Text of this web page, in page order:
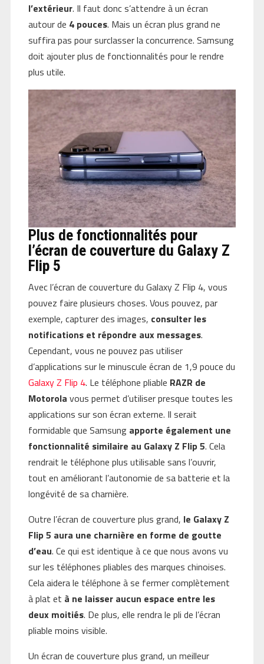
l’extérieur. Il faut donc s’attendre à un écran
autour de 4 pouces. Mais un écran plus grand ne
suffira pas pour surclasser la concurrence. Samsung
doit ajouter plus de fonctionnalités pour le rendre
plus utile.
Plus de fonctionnalités pour
l’écran de couverture du Galaxy Z
Flip 5
Avec l’écran de couverture du Galaxy Z Flip 4, vous
pouvez faire plusieurs choses. Vous pouvez, par
exemple, capturer des images, consulter les
notifications et répondre aux messages.
Cependant, vous ne pouvez pas utiliser
d’applications sur le minuscule écran de 1,9 pouce du
Galaxy Z Flip 4. Le téléphone pliable RAZR de
Motorola vous permet d’utiliser presque toutes les
applications sur son écran externe. Il serait
formidable que Samsung apporte également une
fonctionnalité similaire au Galaxy Z Flip 5. Cela
rendrait le téléphone plus utilisable sans l’ouvrir,
tout en améliorant l’autonomie de sa batterie et la
longévité de sa charnière.
Outre l’écran de couverture plus grand, le Galaxy Z
Flip 5 aura une charnière en forme de goutte
d’eau. Ce qui est identique à ce que nous avons vu
sur les téléphones pliables des marques chinoises.
Cela aidera le téléphone à se fermer complètement
à plat et à ne laisser aucun espace entre les
deux moitiés. De plus, elle rendra le pli de l’écran
pliable moins visible.
Un écran de couverture plus grand, un meilleur